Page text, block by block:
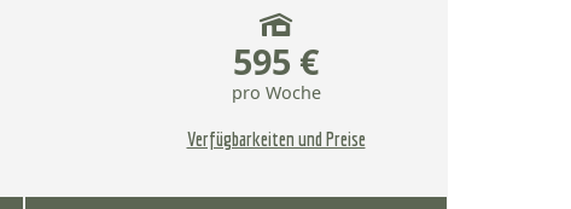
595 €
pro Woche
Verfügbarkeiten und Preise